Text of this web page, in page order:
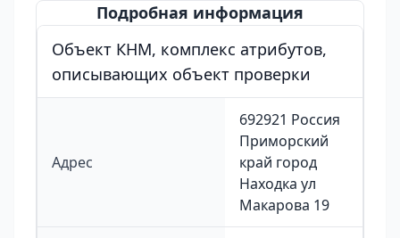
Подробная информация
Объект КНМ, комплекс атрибутов,
описывающих объект проверки
Адрес
692921 Россия
Приморский
край город
Находка ул
Макарова 19